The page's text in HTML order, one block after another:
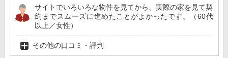
サイトでいろいろな物件を見てから、実際の家を見て契
約までスムーズに進めたことがよかったです。（60代
以上／女性）
その他の口コミ・評判